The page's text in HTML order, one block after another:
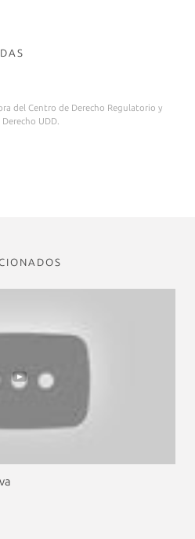
del Centro de Derecho Regulatorio y
UDD.